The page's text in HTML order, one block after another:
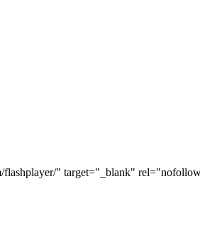
flashplayer/" target="_blank"